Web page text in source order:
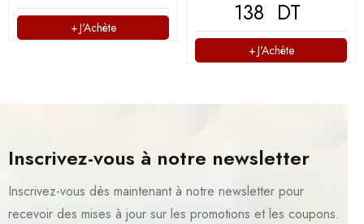
J'Achète
138 DT
J'Achète
Inscrivez-vous à notre newsletter
Inscrivez-vous dès maintenant à notre newsletter pour
recevoir des mises à jour sur les promotions et les coupons.